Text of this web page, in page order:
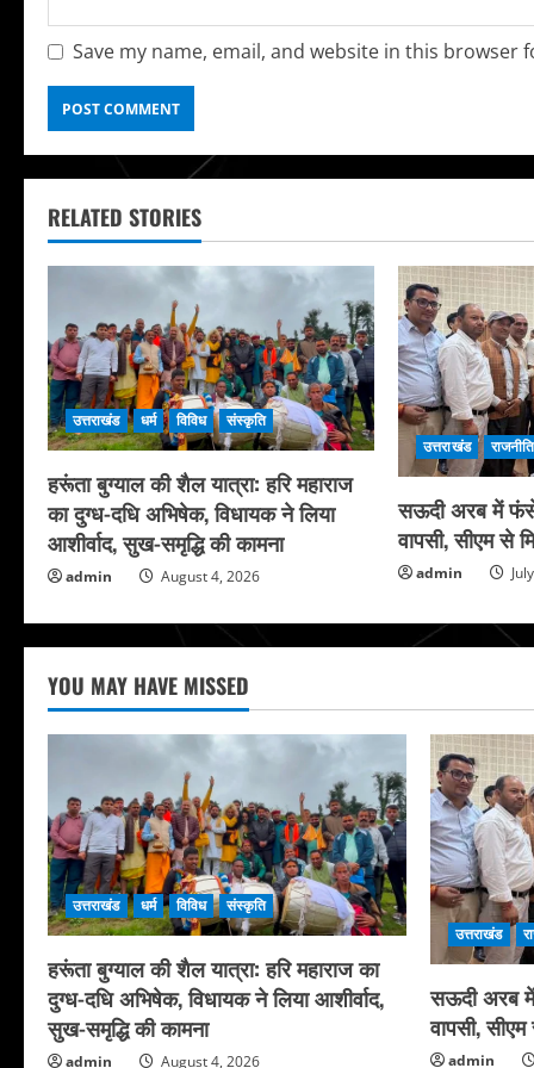
Save my name, email, and website in this browser
RELATED STORIES
उत्तराखंड धर्म विविध संस्कृति
हरूंता बुग्याल की शैल यात्रा: हरि महाराज
का दुग्ध-दधि अभिषेक, विधायक ने लिया
आशीर्वाद, सुख-समृद्धि की कामना
admin August 4, 2026
उत्तराखंड राजनीति
सऊदी अरब में
वापसी, सीएम से
admin
YOU MAY HAVE MISSED
उत्तराखंड धर्म विविध संस्कृति
हरूंता बुग्याल की शैल यात्रा: हरि महाराज का
दुग्ध-दधि अभिषेक, विधायक ने लिया आशीर्वाद,
सुख-समृद्धि की कामना
admin August 4, 2026
उत्तराखंड
सऊदी अरब
वापसी,
admin